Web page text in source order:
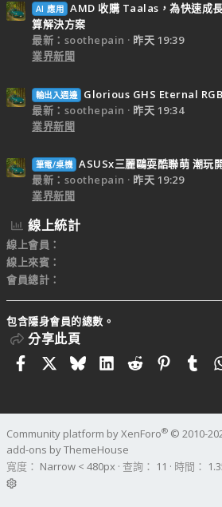
AI 應用 AMD 收購 Taalas，為快速成
算解決方案
最新：soothepain
昨天 19:39
業界新聞
輸出入週邊
Glorious GHS Eternal
最新：soothepain
昨天 19:34
業界新聞
筆電/桌機 ASUSx三麗鷗耍酷聯萌 潮玩
最新：soothepain
昨天 19:29
業界新聞
線上統計
線上會員
線上來賓
會員總計
包含隱身會員的總數。
分享此頁
FacebookBlueskyLinkedIn
Reddit
Community platform by XenForo® © 2010-
add-ons by ThemeHouse
寬度
查詢 11 時間